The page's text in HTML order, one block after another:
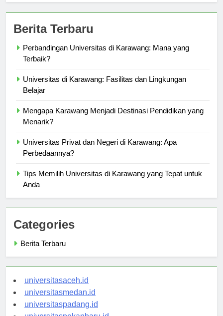
Perbandingan Universitas di Karawang: Mana yang
Universitas di Karawang: Fasilitas dan Lingkungan
Mengapa Karawang Menjadi Destinasi Pendidikan yang
Universitas Privat dan Negeri di Karawang: Apa
Tips Memilih Universitas di Karawang yang Tepat untuk
Categories
universitasaceh.id
universitasmedan.id
universitaspadang.id